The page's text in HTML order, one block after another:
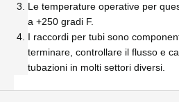
Le temperature operative per
a +250 gradi F.
I raccordi per tubi sono
terminare, controllare il flusso e
tubazioni in molti settori diversi.